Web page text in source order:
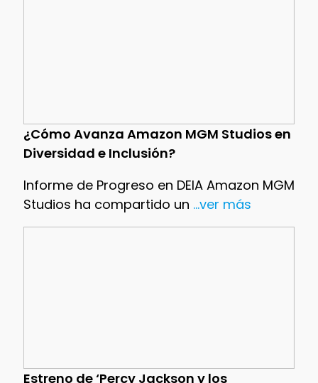
¿Cómo Avanza Amazon MGM Studios en
Diversidad e Inclusión?
Informe de Progreso en DEIA Amazon MGM
Studios ha compartido un ...ver más
Estreno de ‘Percy Jackson y los